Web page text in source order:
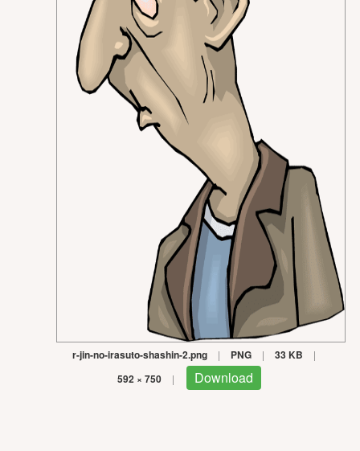
r-jin-no-irasuto-shashin-2.png | PNG | 33 KB |
592 × 750 | Download